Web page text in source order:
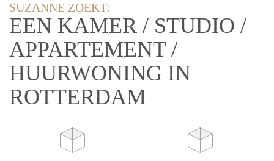
SUZANNE ZOEKT:
EEN KAMER / STUDIO /
APPARTEMENT /
HUURWONING IN
ROTTERDAM